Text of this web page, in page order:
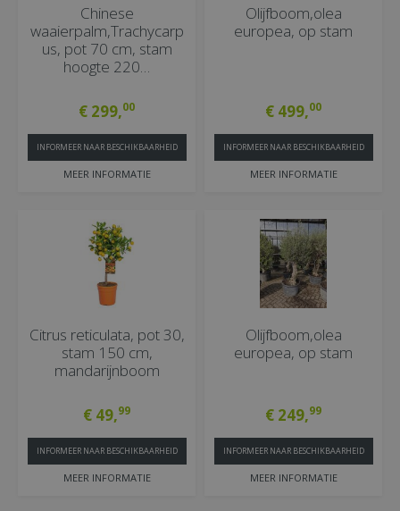
Chinese
waaierpalm,Trachycarp
us, pot 70 cm, stam
hoogte 220…
€ 299,00
MEER INFORMATIE
INFORMEER NAAR BESCHIKBAARHEID
Olijfboom,olea
europea, op stam
€ 499,00
MEER INFORMATIE
INFORMEER NAAR BESCHIKBAARHEID
Citrus reticulata, pot 30,
stam 150 cm,
mandarijnboom
€ 49,99
MEER INFORMATIE
INFORMEER NAAR BESCHIKBAARHEID
Olijfboom,olea
europea, op stam
€ 249,99
MEER INFORMATIE
INFORMEER NAAR BESCHIKBAARHEID